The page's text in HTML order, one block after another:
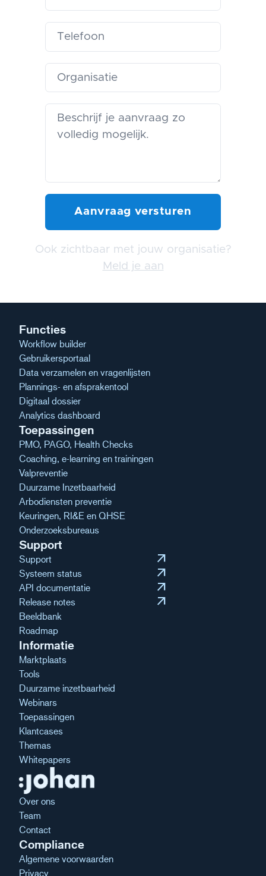
Ook zichtbaar met jouw organisatie?
Meld je aan
Functies
Workflow builder
Gebruikersportaal
Data verzamelen en vragenlijsten
Plannings- en afsprakentool
Digitaal dossier
Analytics dashboard
Toepassingen
PMO, PAGO, Health Checks
Coaching, e-learning en trainingen
Valpreventie
Duurzame Inzetbaarheid
Arbodiensten preventie
Keuringen, RI&E en QHSE
Onderzoeksbureaus
Support
Support arrow_outward
Systeem status arrow_outward
API documentatie arrow_outward
Release notes arrow_outward
Beeldbank
Roadmap
Informatie
Marktplaats
Tools
Duurzame inzetbaarheid
Webinars
Toepassingen
Klantcases
Themas
Whitepapers
Over ons
Team
Contact
Compliance
Algemene voorwaarden
Privacy